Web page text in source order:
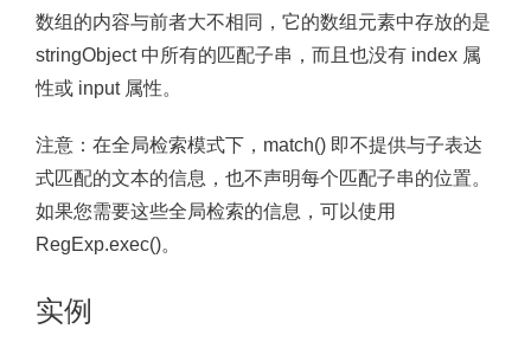
数组的内容与前者大不相同，它的数组元素中存放的是
stringObject 中所有的匹配子串，而且也没有 index 属
性或 input 属性。
注意： 在全局检索模式下，match() 即不提供与子表达
式匹配的文本的信息，也不声明每个匹配子串的位置。
如果您需要这些全局检索的信息，可以使用
RegExp.exec()。
实例